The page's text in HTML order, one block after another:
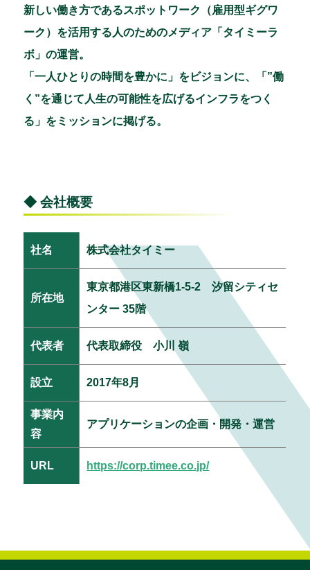
新しい働き方であるスポットワーク（雇用型ギグワ
ーク）を活用する人のためのメディア「タイミーラ
ボ」の運営。
「一人ひとりの時間を豊かに」をビジョンに、「”働
く”を通じて人生の可能性を広げるインフラをつく
る」をミッションに掲げる。
◆ 会社概要
社名 株式会社タイミー
所在地
東京都港区東新橋1-5-2 汐留シティセ
ンター 35階
代表者 代表取締役 小川 嶺
設立 2017年8月
事業内
容
アプリケーションの企画・開発・運営
URL https://corp.timee.co.jp/